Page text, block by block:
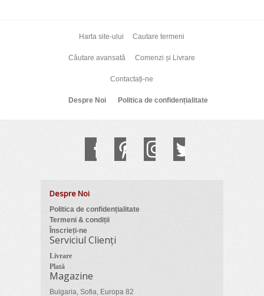
Harta site-ului Cautare termeni
Căutare avansată Comenzi și Livrare
Contactați-ne
Despre Noi Politica de confidențialitate
Despre Noi
Politica de confidențialitate
Termeni & condiții
Înscrieți-ne
Serviciul Clienți
Livrare
Plată
Magazine
Bulgaria, Sofia, Europa 82